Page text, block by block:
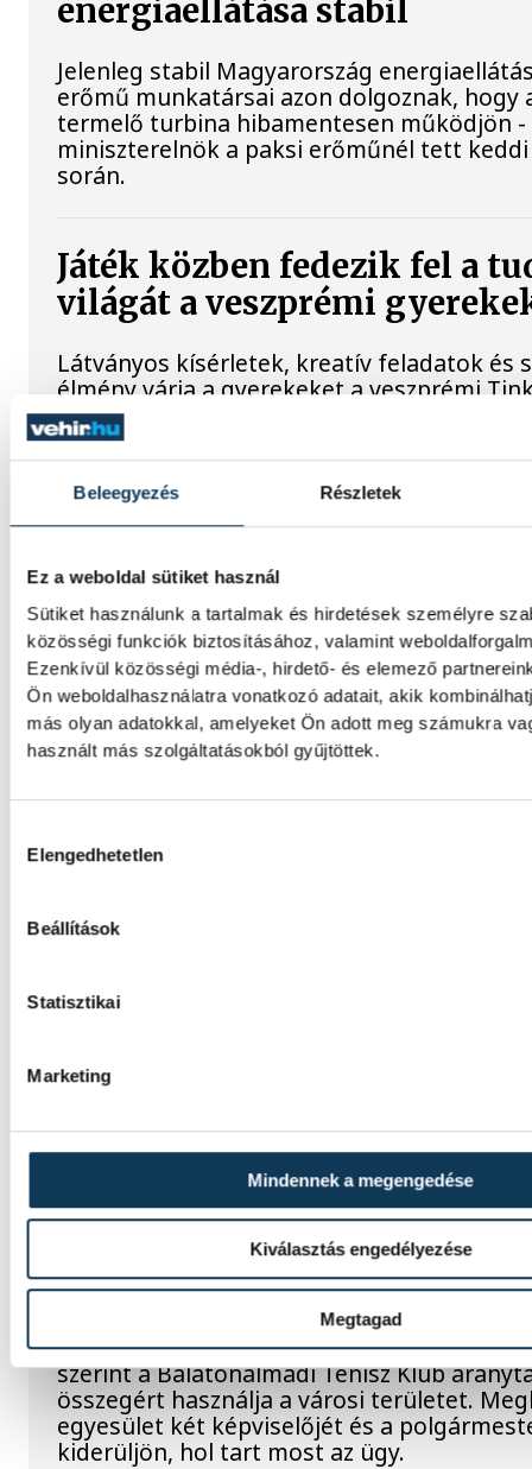
Beleegyezés Részletek
Ez a weboldal sütiket használ
Sütiket használunk a tartalmak és hirdetések személyre
közösségi funkciók biztosításához, valamint
Ezenkívül közösségi média-, hirdető- és elemező
Ön weboldalhasználatra vonatkozó adatait, akik
más olyan adatokkal, amelyeket Ön adott meg számukra
használt más szolgáltatásokból gyűjtöttek.
Elengedhetetlen
Beállítások
Statisztikai
Marketing
Mindennek a megengedése
Kiválasztás engedélyezése
Megtagad
energiaellátása stabil
Jelenleg stabil Magyarország
erőmű munkatársai azon dolgoznak, hogy
termelő turbina hibamentesen működjön -
miniszterelnök a paksi erőműnél tett
során.
Játék közben fedezik fel a
világát a veszprémi
Látványos kísérletek, kreatív feladatok és
élmény várja a gyerekeket a veszprémi
Videónkban Balassa Marietta, a központ
be, hogyan teszik izgalmassá a
megismerését.
csillaghullás is vár ránk
Az év legsűrűbb csillagászati napján,
éjjel tetőzik majd a Perseidák
ugyanezen a napon részleges
lehet majd figyelni.
díszkivilágítását, elzárják a
Főegyházmegye is lekapcsolta a
Mi történik a balatonalmádi
teniszpályák körül? Bérleti
megszakadt egyeztetések
tisztázatlan jogi eljárás
Évtizedes hagyomány, hat salakos pálya,
nevelés és egy hosszú távra megkötött
áll az egyik oldalon. A másikon az
szerint a Balatonalmádi Tenisz Klub
összegért használja a városi területet.
egyesület két képviselőjét és a
kiderüljön, hol tart most az ügy.